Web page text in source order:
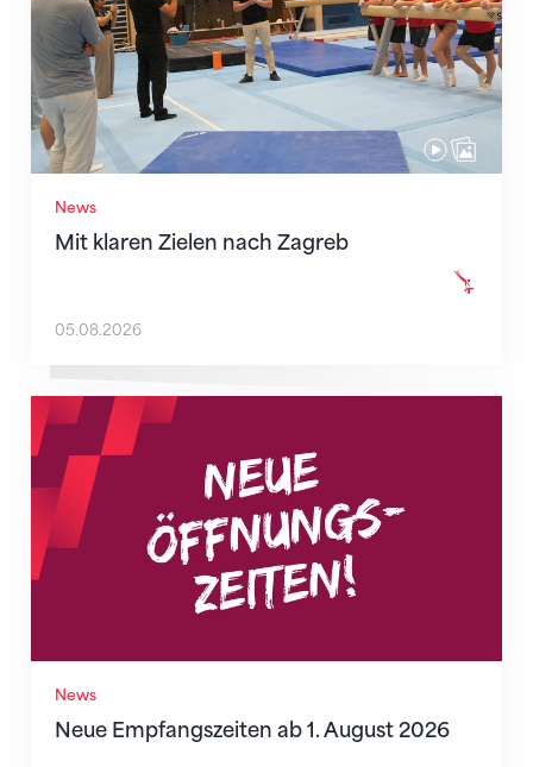
News
Mit klaren Zielen nach Zagreb
05.08.2026
News
Neue Empfangszeiten ab 1. August 2026
Neue Empfangszeiten ab 1. August 2026